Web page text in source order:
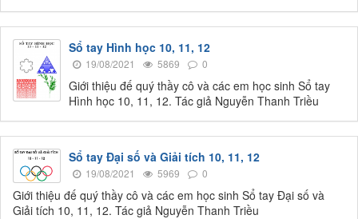
Sổ tay Hình học 10, 11, 12
19/08/2021 5869 0
Giới thiệu đế quý thầy cô và các em học sinh Sổ tay
Hình học 10, 11, 12. Tác giả Nguyễn Thanh Triều
Sổ tay Đại số và Giải tích 10, 11, 12
19/08/2021 5969 0
Giới thiệu đế quý thầy cô và các em học sinh Sổ tay Đại số và
Giải tích 10, 11, 12. Tác giả Nguyễn Thanh Triều